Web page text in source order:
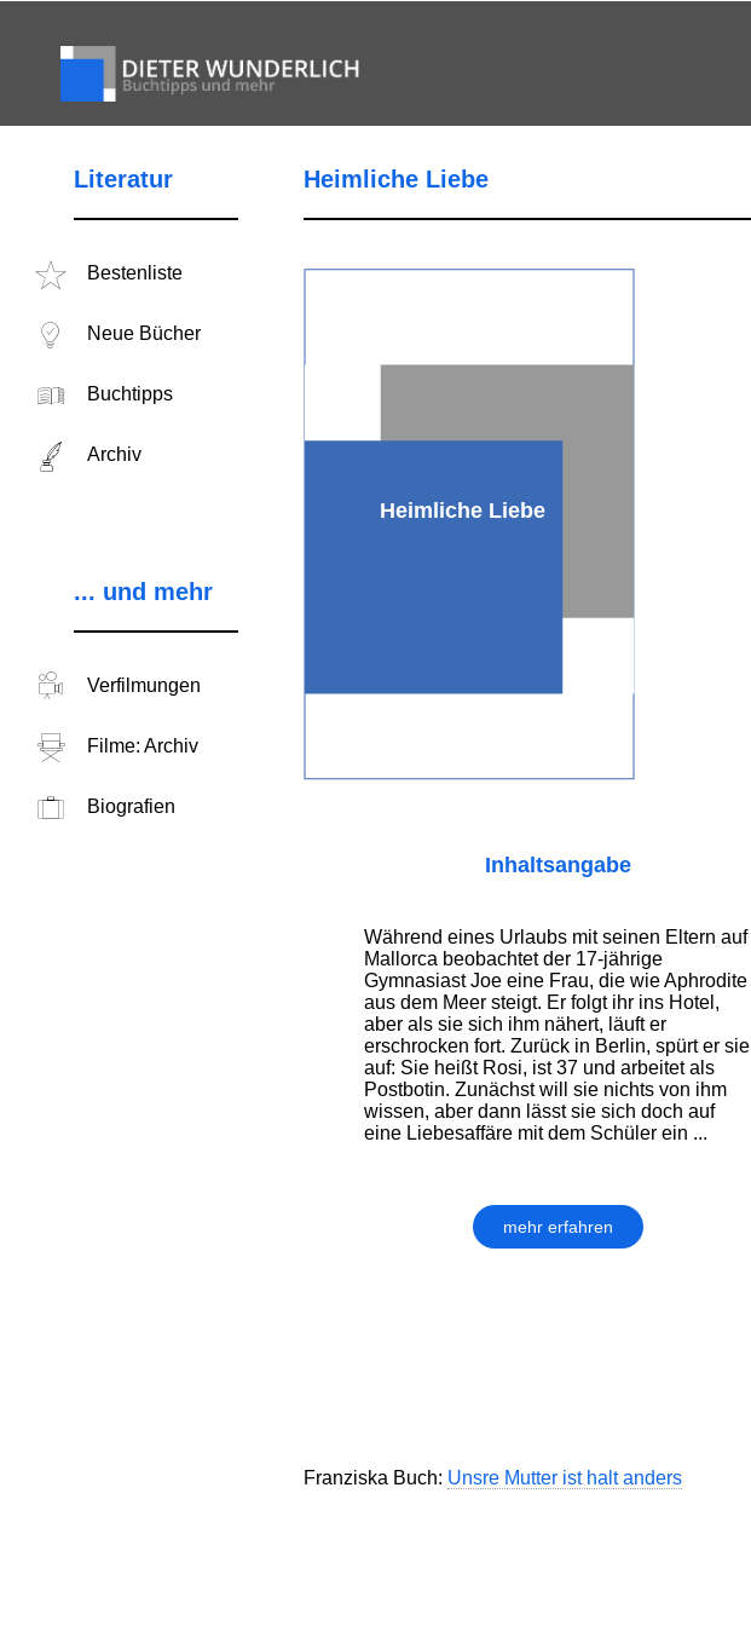
Literatur
Bestenliste
Neue Bücher
Buchtipps
Archiv
... und mehr
Verfilmungen
Filme: Archiv
Biografien
Heimliche Liebe
Heimliche Liebe
Inhaltsangabe
Während eines Urlaubs mit seinen Eltern auf
Mallorca beobachtet der 17-jährige
Gymnasiast Joe eine Frau, die wie Aphrodite
aus dem Meer steigt. Er folgt ihr ins Hotel,
aber als sie sich ihm nähert, läuft er
erschrocken fort. Zurück in Berlin, spürt er sie
auf: Sie heißt Rosi, ist 37 und arbeitet als
Postbotin. Zunächst will sie nichts von ihm
wissen, aber dann lässt sie sich doch auf
eine Liebesaffäre mit dem Schüler ein ...
mehr erfahren
Franziska Buch: Unsre Mutter ist halt anders